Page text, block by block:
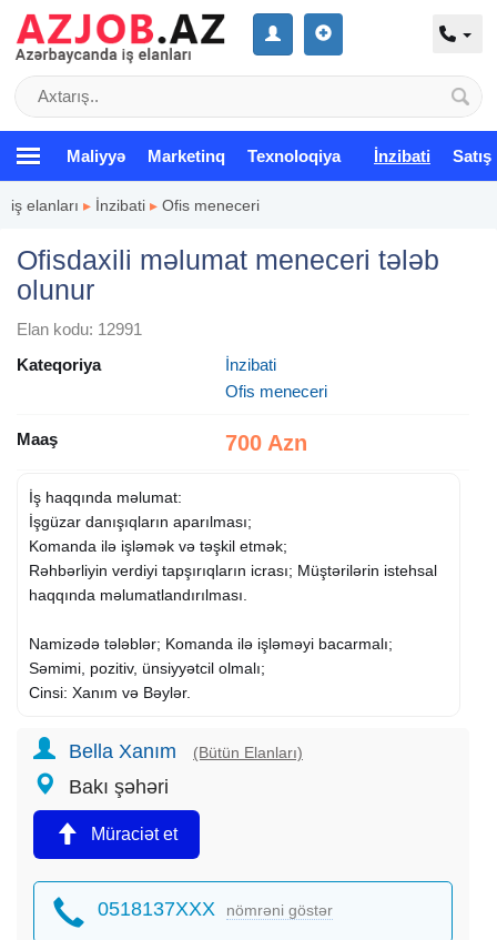
Maliyyə Marketinq Texnoloqiya İnzibati Satış
iş elanları ▸ İnzibati ▸ Ofis meneceri
Ofisdaxili məlumat meneceri tələb
olunur
Elan kodu: 12991
Kateqoriya
İnzibati
Ofis meneceri
Maaş 700 Azn
İş haqqında məlumat:
İşgüzar danışıqların aparılması;
Komanda ilə işləmək və təşkil etmək;
Rəhbərliyin verdiyi tapşırıqların icrası; Müştərilərin istehsal
haqqında məlumatlandırılması.
Namizədə tələblər; Komanda ilə işləməyi bacarmalı;
Səmimi, pozitiv, ünsiyyətcil olmalı;
Cinsi: Xanım və Bəylər.
Qeyd:İş praktiki öyrədilir.Təcrübə vacib deyil.
İş qrafiki:Həftədə 5 gün saat (10:00-17:00).
Bakı şəh.Nəsimi ray.
Maraqlananlar qeyd olunan nömrə ilə əlaqə saxlaya və ya
CV-nizi göndərə bilərsiz.
Bella Xanım (Bütün Elanları)
Bakı şəhəri
Müraciət et
0518137XXX nömrəni göstər